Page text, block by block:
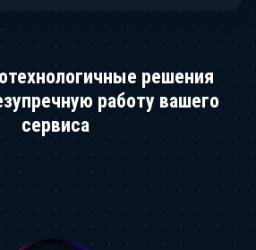
решения
работу вашего
сервиса